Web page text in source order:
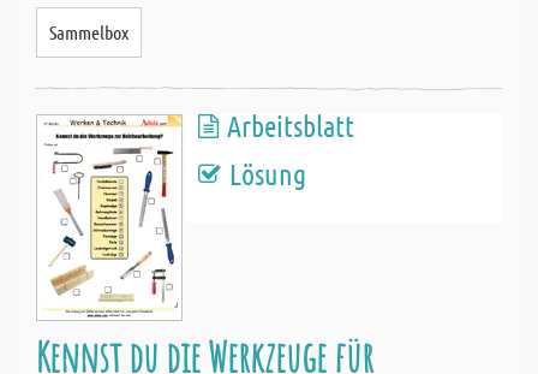
Sammelbox
Arbeitsblatt
Lösung
Kennst du die Werkzeuge für